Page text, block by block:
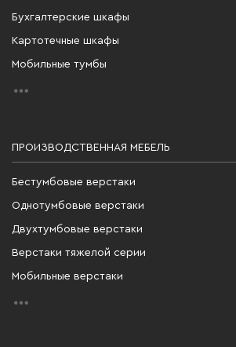
Бухгалтерские шкафы
Картотечные шкафы
Мобильные тумбы
ПРОИЗВОДСТВЕННАЯ МЕБЕЛЬ
Бестумбовые верстаки
Однотумбовые верстаки
Двухтумбовые верстаки
Верстаки тяжелой серии
Мобильные верстаки